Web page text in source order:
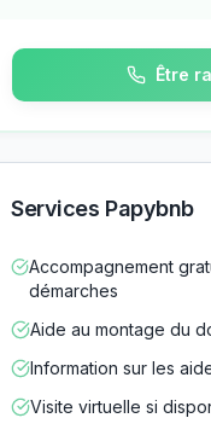
Être
Services Papybnb
Accompagnement
démarches
Aide au montage du
Information sur les
Visite virtuelle si